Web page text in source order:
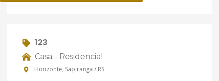
123
Casa - Residencial
Horizonte, Sapiranga / RS